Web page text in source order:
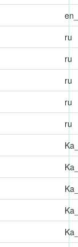
ru
ru
ru
ru
ru